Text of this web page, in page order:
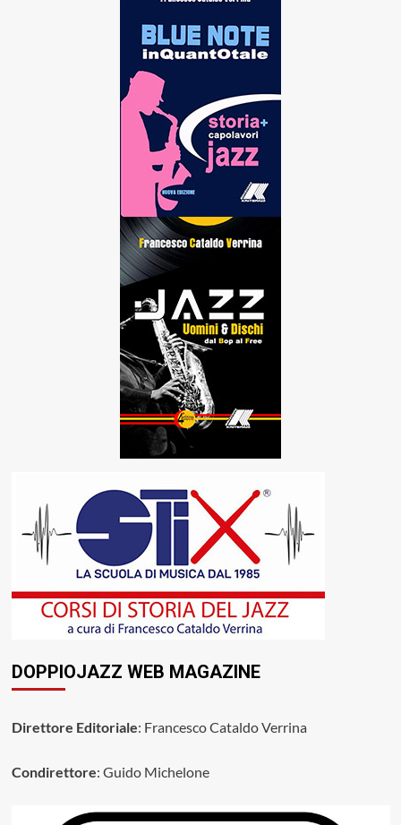
DOPPIOJAZZ WEB MAGAZINE
Direttore Editoriale: Francesco Cataldo Verrina
Condirettore: Guido Michelone